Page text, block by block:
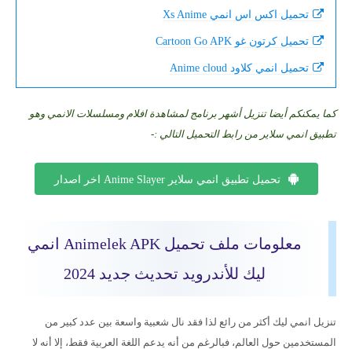
تحميل اكس اس انمي Xs Anime
تحميل كرتون غو Cartoon Go APK
تحميل انمي كلاود Anime cloud
كما يمكنكم أيضا تنزيل أشهر برنامج لمشاهدة افلام ومسلسلات الانمي وهو
تطبيق انمي سلاير من رابط التحميل التالي :-
تحميل تطبيق انمي سلاير Anime Slayer اخر اصدار
معلومات ملف تحميل Animelek APK انمي
ليك للأندرويد تحديث جديد 2024
تنزيل انمي ليك أكثر من رائع لذا فقد نال شعبية واسعة بين عدد كبير من
المستخدمين حول العالم، فبالرغم من أنه يدعم اللغة العربية فقط، إلا أنه لا